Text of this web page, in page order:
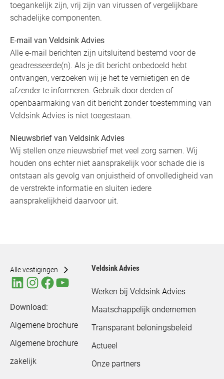
toegankelijk zijn, vrij zijn van virussen of vergelijkbare
schadelijke componenten.
E-mail van Veldsink Advies
Alle e-mail berichten zijn uitsluitend bestemd voor de
geadresseerde(n). Als je dit bericht onbedoeld hebt
ontvangen, verzoeken wij je het te vernietigen en de
afzender te informeren. Gebruik door derden of
openbaarmaking van dit bericht zonder toestemming van
Veldsink Advies is niet toegestaan.
Nieuwsbrief van Veldsink Advies
Wij stellen onze nieuwsbrief met veel zorg samen. Wij
houden ons echter niet aansprakelijk voor schade die is
ontstaan als gevolg van onjuistheid of onvolledigheid van
de verstrekte informatie en sluiten iedere
aansprakelijkheid daarvoor uit.
Alle vestigingen
Download:
Algemene brochure
Algemene brochure
zakelijk
Veldsink Advies
Werken bij Veldsink Advies
Maatschappelijk ondernemen
Transparant beloningsbeleid
Actueel
Onze partners